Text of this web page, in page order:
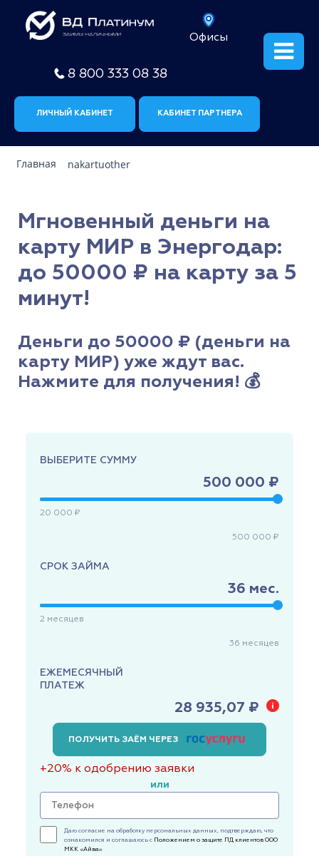
Офисы
8 800 333 08 38
ЛИЧНЫЙ КАБИНЕТ КАБИНЕТ ПАРТНЕРА
Главная nakartuother
Мгновенный деньги на
карту МИР в Энергодар:
до 50000 ₽ на карту за 5
минут!
Деньги до 50000 ₽ (деньги на
карту МИР) уже ждут вас.
Нажмите для получения! 💰
ВЫБЕРИТЕ СУММУ
500 000 ₽
20 000 ₽
500 000 ₽
СРОК ЗАЙМА
36 мес.
2 месяцев
36 месяцев
ЕЖЕМЕСЯЧНЫЙ
ПЛАТЕЖ
28 935,07 ₽
ПОЛУЧИТЬ ЗАЁМ ЧЕРЕЗ
+20% к одобрению заявки
или
Даю согласие на обработку персональных данных, подтверждаю, что
ознакомился и соглашаюсь с Положением о защите ПД клиентов ООО
МКК «Айва»